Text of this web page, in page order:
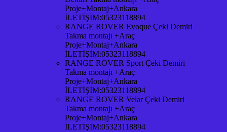
Proje+Montaj+Ankara
İLETİŞİM:05323118894
RANGE ROVER Evoque Çeki Demiri
Takma montajı +Araç
Proje+Montaj+Ankara
İLETİŞİM:05323118894
RANGE ROVER Sport Çeki Demiri
Takma montajı +Araç
Proje+Montaj+Ankara
İLETİŞİM:05323118894
RANGE ROVER Velar Çeki Demiri
Takma montajı +Araç
Proje+Montaj+Ankara
İLETİŞİM:05323118894